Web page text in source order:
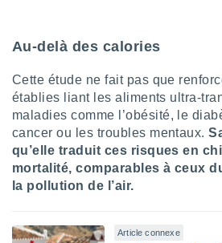
des
et du
études
1199
Au-delà des calories
Cette étude ne fait pas que
établies liant les aliments ultra-
maladies comme l’obésité, le
cancer ou les troubles mentaux.
qu’elle traduit ces risques en
mortalité, comparables à ceux
la pollution de l’air.
Article connexe